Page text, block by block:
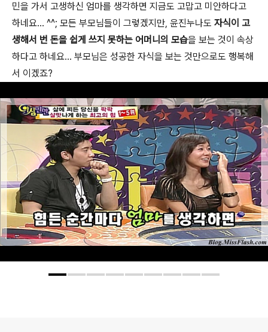
민을 가서 고생하신 엄마를 생각하면 지금도 고맙고 미안하다고
하네요... ^^; 모든 부모님들이 그렇겠지만, 윤진누나도 자식이 고
생해서 번 돈을 쉽게 쓰지 못하는 어머니의 모습을 보는 것이 속상
하다고 하네요... 부모님은 성공한 자식을 보는 것만으로도 행복해
서 이겠죠?